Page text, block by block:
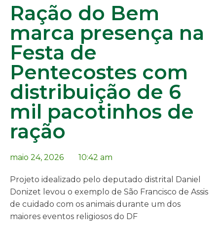
Ração do Bem
marca presença na
Festa de
Pentecostes com
distribuição de 6
mil pacotinhos de
ração
maio 24, 2026 10:42 am
Projeto idealizado pelo deputado distrital Daniel
Donizet levou o exemplo de São Francisco de Assis
de cuidado com os animais durante um dos
maiores eventos religiosos do DF